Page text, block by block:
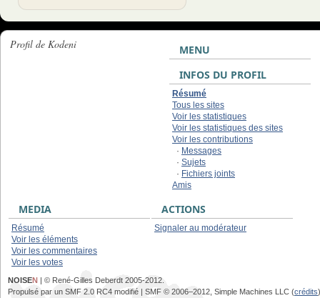
Profil de Kodeni
MENU
INFOS DU PROFIL
Résumé
Tous les sites
Voir les statistiques
Voir les statistiques des sites
Voir les contributions
· Messages
· Sujets
· Fichiers joints
Amis
MEDIA
Résumé
Voir les éléments
Voir les commentaires
Voir les votes
ACTIONS
Signaler au modérateur
NOISEN | © René-Gilles Deberdt 2005-2012.
Propulsé par un SMF 2.0 RC4 modifié | SMF © 2006–2012, Simple Machines LLC (crédits)